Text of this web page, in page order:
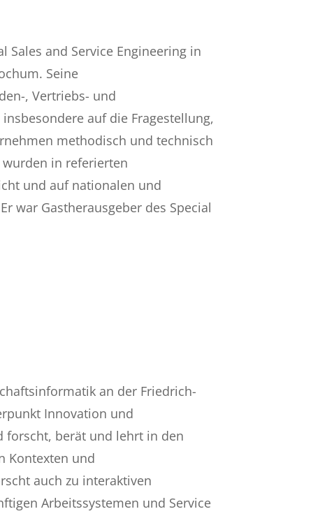
and Service Engineering in
Seine
, Vertriebs- und
auf die Fragestellung,
methodisch und technisch
in referierten
und auf nationalen und
war Gastherausgeber des Special
an der Friedrich-
Innovation und
forscht, berät und lehrt in den
Kontexten und
auch zu interaktiven
Arbeitssystemen und Service